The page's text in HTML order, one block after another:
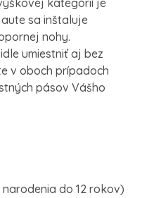
kategórií je
sa inštaluje
nohy.
umiestniť aj bez
v oboch prípadoch
pásov Vášho
do 12 rokov)